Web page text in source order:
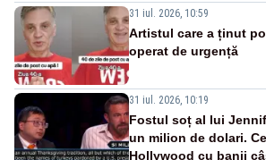
31 iul. 2026, 10:59
Artistul care a ținut
operat de urgență
31 iul. 2026, 10:19
Fostul soț al lui
un milion de dolari.
Hollywood cu banii